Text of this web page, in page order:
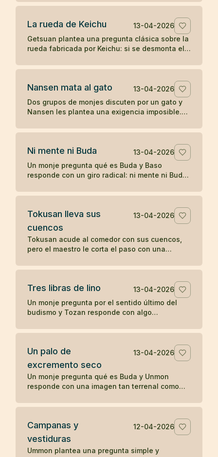
persigue, ya es el camino.
La rueda de Keichu
13-04-2026
Getsuan plantea una pregunta clásica sobre la
rueda fabricada por Keichu: si se desmonta el
forma, función y vacío.
Nansen mata al gato
13-04-2026
Dos grupos de monjes discuten por un gato y
Nansen les plantea una exigencia imposible.
más tarde Joshu contesta sin palabras.
Ni mente ni Buda
13-04-2026
Un monje pregunta qué es Buda y Baso
responde con un giro radical: ni mente ni Buda.
formulación.
Tokusan lleva sus
cuencos
13-04-2026
Tokusan acude al comedor con sus cuencos,
pero el maestro le corta el paso con una
comprensión. Un koan sobre atención y
Tres libras de lino
13-04-2026
Un monje pregunta por el sentido último del
budismo y Tozan responde con algo
koan sobre la realidad inmediata.
Un palo de
excremento seco
13-04-2026
Un monje pregunta qué es Buda y Unmon
responde con una imagen tan terrenal como
Campanas y
vestiduras
12-04-2026
Ummon plantea una pregunta simple y